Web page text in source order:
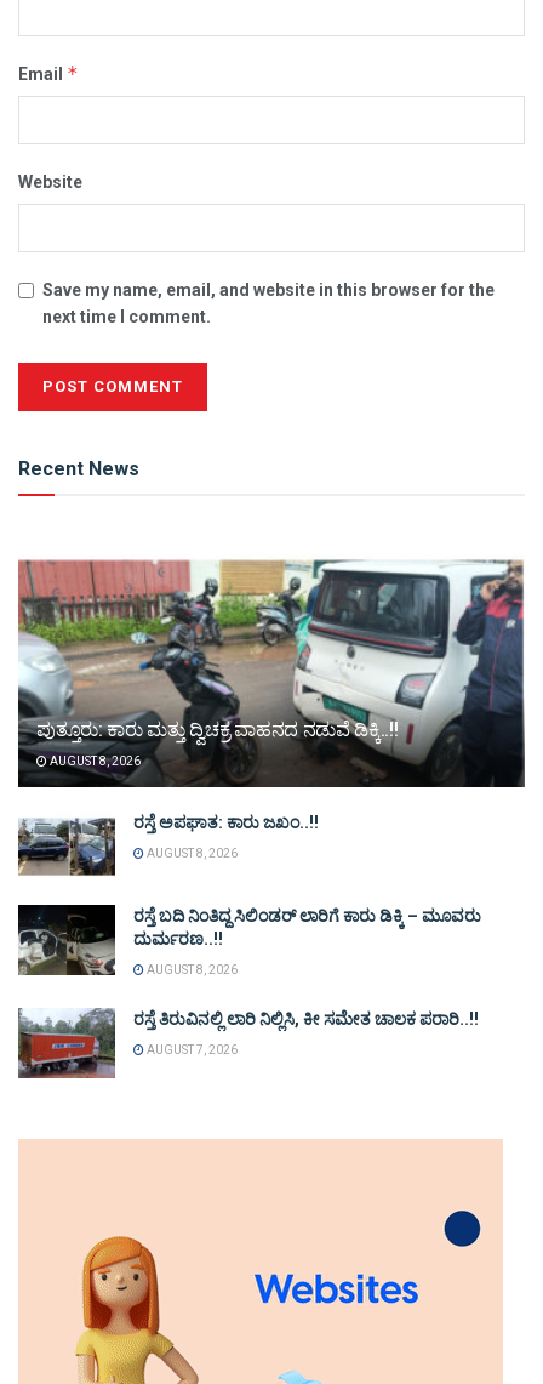
Email *
Website
Save my name, email, and website in this browser for the
next time I comment.
Recent News
ಪುತ್ತೂರು: ಕಾರು ಮತ್ತು ದ್ವಿಚಕ್ರ ವಾಹನದ ನಡುವೆ ಡಿಕ್ಕಿ..!!
AUGUST 8, 2026
ರಸ್ತೆ ಅಪಘಾತ: ಕಾರು ಜಖಂ..!!
AUGUST 8, 2026
ರಸ್ತೆ ಬದಿ ನಿಂತಿದ್ದ ಸಿಲಿಂಡರ್ ಲಾರಿಗೆ ಕಾರು ಡಿಕ್ಕಿ – ಮೂವರು
ದುರ್ಮರಣ..!!
AUGUST 8, 2026
ರಸ್ತೆ ತಿರುವಿನಲ್ಲಿ ಲಾರಿ ನಿಲ್ಲಿಸಿ, ಕೀ ಸಮೇತ ಚಾಲಕ ಪರಾರಿ..!!
AUGUST 7, 2026